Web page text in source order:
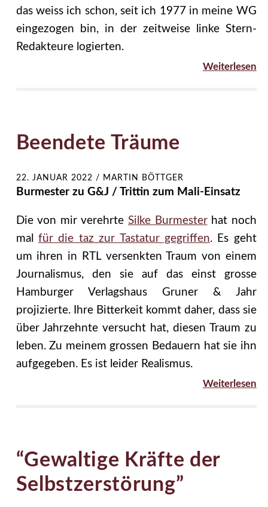
das weiss ich schon, seit ich 1977 in meine WG
eingezogen bin, in der zeitweise linke Stern-
Redakteure logierten.
Weiterlesen
Beendete Träume
22. JANUAR 2022 / MARTIN BÖTTGER
Burmester zu G&J / Trittin zum Mali-Einsatz
Die von mir verehrteSilke Burmesterhat noch
malfür die taz zur Tastatur gegriffen. Es geht
um ihren in RTL versenkten Traum von einem
Journalismus, den sie auf das einst grosse
Hamburger Verlagshaus Gruner & Jahr
projizierte. Ihre Bitterkeit kommt daher, dass sie
über Jahrzehnte versucht hat, diesen Traum zu
leben. Zu meinem grossen Bedauern hat sie ihn
aufgegeben. Es ist leider Realismus.
Weiterlesen
“Gewaltige Kräfte der
Selbstzerstörung”